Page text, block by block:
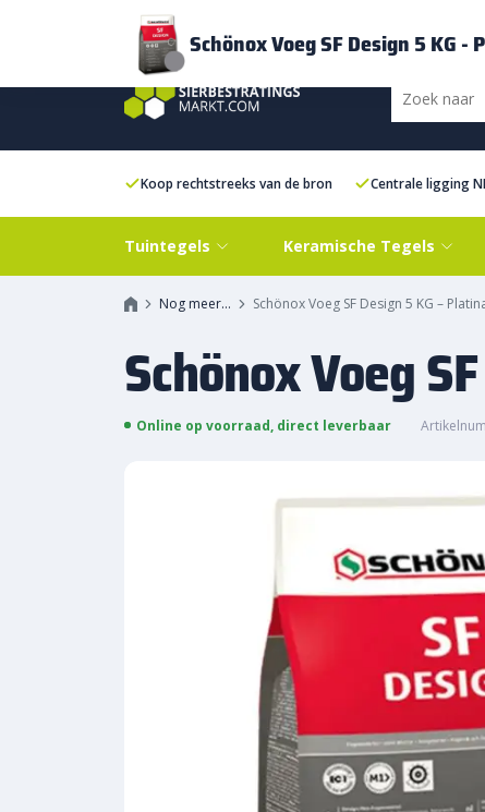
Bezorging
Koop rechtstreeks van de bron Centrale ligging
Tuintegels Keramische Tegels
Nog meer… Schönox Voeg SF Design 5 KG –
Schönox Voeg
Online op voorraad, direct leverbaar
Schönox Voeg SF Design 5 KG -